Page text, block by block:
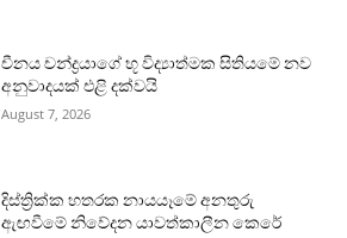
චීනය චන්ද්‍රයාගේ භූ විද්‍යාත්මක සිතියමේ නව
අනුවාදයක් එළි දක්වයි
August 7, 2026
දිස්ත්‍රික්ක හතරක නායයෑමේ අනතුරු
ඇඟවීමේ නිවේදන යාවත්කාලීන කෙරේ